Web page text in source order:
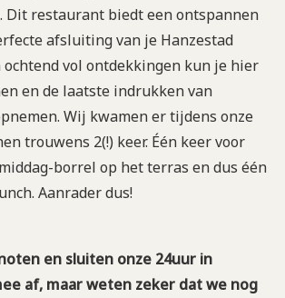
Dit restaurant biedt een ontspannen
afsluiting van je Hanzestad
ochtend vol ontdekkingen kun je hier
en de laatste indrukken van
Wij kwamen er tijdens onze
trouwens 2(!) keer. Één keer voor
borrel op het terras en dus één
Aanrader dus!
en sluiten onze 24uur in
af, maar weten zeker dat we nog